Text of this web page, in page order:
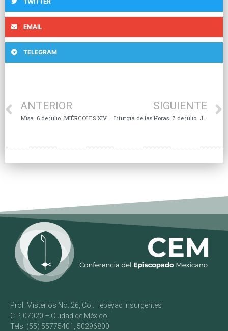
EMAIL
TELEGRAM
ANTERIOR
Misa. 6 de julio. MIÉRCOLES XIV DEL TIEMPO ORDINARIO
SIGUIENTE
Liturgia de las Horas. 7 de julio. JUEVES XIV DEL TIEMPO ORDINARIO
Prol. Misterios No. 26, Col. Tepeyac Insurgentes
C.P. 07020 – Ciudad de México
Tels. (55) 55775401, 50296800